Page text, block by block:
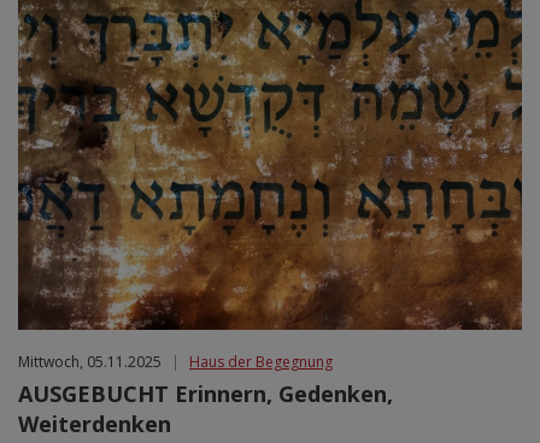
Mittwoch, 05.11.2025 | Haus der Begegnung
AUSGEBUCHT Erinnern, Gedenken,
Weiterdenken